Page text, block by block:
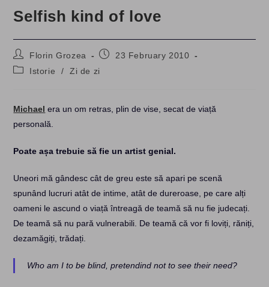
Selfish kind of love
Post
author:
Florin Grozea
Post23 February 2010
PostIstorie / Zi de zi
Michael era un om retras, plin de vise, secat de viață
personală.
Poate așa trebuie să fie un artist genial.
Uneori mă gândesc cât de greu este să apari pe scenă
spunând lucruri atât de intime, atât de dureroase, pe care alți
oameni le ascund o viață întreagă de teamă să nu fie judecați.
De teamă să nu pară vulnerabili. De teamă că vor fi loviți, răniți,
dezamăgiți, trădați.
Who am I to be blind, pretendind not to see their need?